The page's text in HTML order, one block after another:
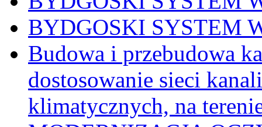
BYDGOSKI SYSTEM
Budowa i przebudowa
dostosowanie sieci
klimatycznych, na